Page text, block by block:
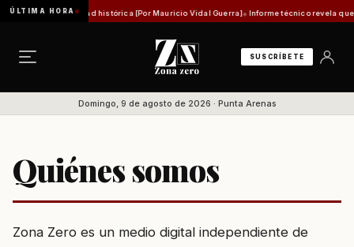
ÚLTIMA HORA
pérdida de identidad histórica [Por Mauricio Vidal Guerra] Informe técnico revela que
SUSCRÍBETE
Domingo, 9 de agosto de 2026 · Punta Arenas
Quiénes somos
Zona Zero es un medio digital independiente de